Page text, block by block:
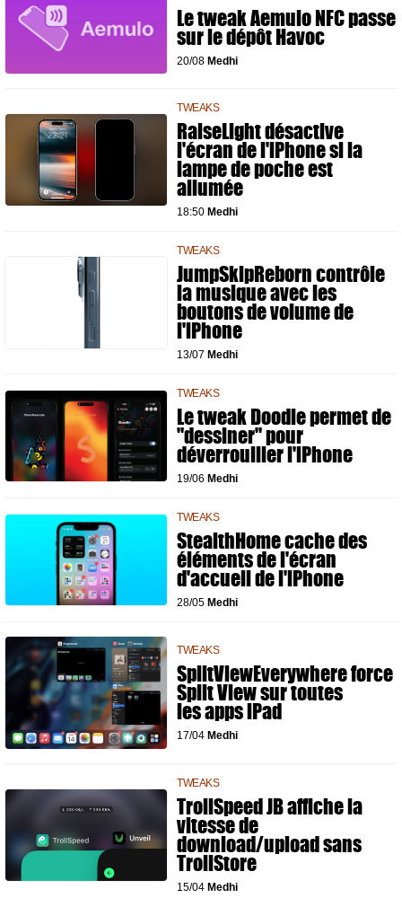
Le tweak Aemulo NFC passe
sur le dépôt Havoc
20/08 Medhi
TWEAKS
RaiseLight désactive
l'écran de l'iPhone si la
lampe de poche est
allumée
18:50 Medhi
TWEAKS
JumpSkipReborn contrôle
la musique avec les
boutons de volume de
l'iPhone
13/07 Medhi
TWEAKS
Le tweak Doodle permet de
"dessiner" pour
déverrouiller l'iPhone
19/06 Medhi
TWEAKS
StealthHome cache des
éléments de l'écran
d'accueil de l'iPhone
28/05 Medhi
TWEAKS
SplitViewEverywhere force
Split View sur toutes
les apps iPad
17/04 Medhi
TWEAKS
TrollSpeed JB affiche la
vitesse de
download/upload sans
TrollStore
15/04 Medhi